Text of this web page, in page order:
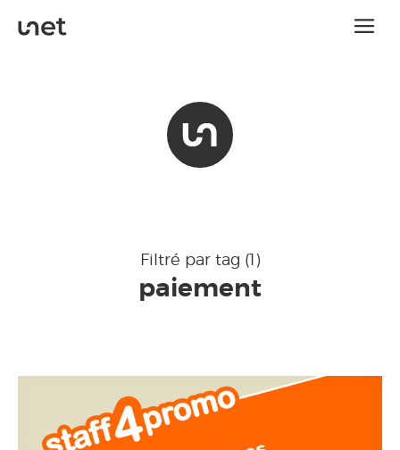
Filtré par tag (1)
paiement